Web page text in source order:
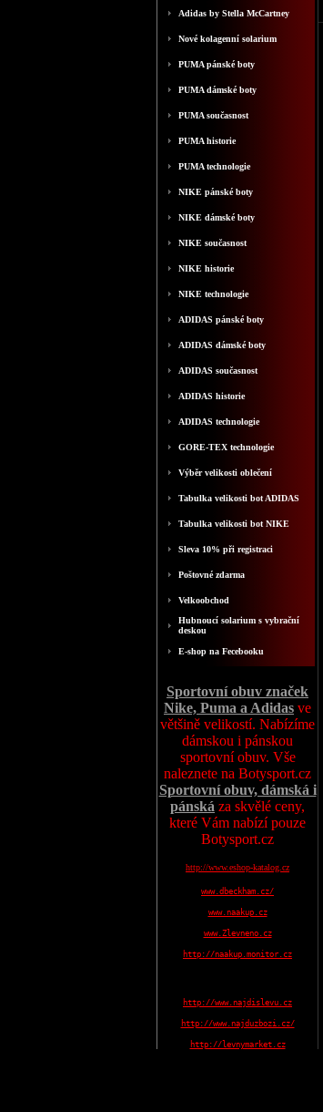
Adidas by Stella McCartney
Nové kolagenní solarium
PUMA pánské boty
PUMA dámské boty
PUMA současnost
PUMA historie
PUMA technologie
NIKE pánské boty
NIKE dámské boty
NIKE současnost
NIKE historie
NIKE technologie
ADIDAS pánské boty
ADIDAS dámské boty
ADIDAS současnost
ADIDAS historie
ADIDAS technologie
GORE-TEX technologie
Výběr velikosti oblečení
Tabulka velikosti bot ADIDAS
Tabulka velikosti bot NIKE
Sleva 10% při registraci
Poštovné zdarma
Velkoobchod
Hubnoucí solarium s vybrační
deskou
E-shop na Fecebooku
Sportovní obuv značek
Nike, Puma a Adidas ve
většině velikostí. Nabízíme
dámskou i pánskou
sportovní obuv. Vše
naleznete na Botysport.cz
Sportovní obuv, dámská i
pánská za skvělé ceny,
které Vám nabízí pouze
Botysport.cz
http://www.eshop-katalog.cz
www.dbeckham.cz/
www.naakup.cz
www.Zlevneno.cz
http://naakup.monitor.cz
http://www.najdislevu.cz
http://www.najduzbozi.cz/
http://levnymarket.cz